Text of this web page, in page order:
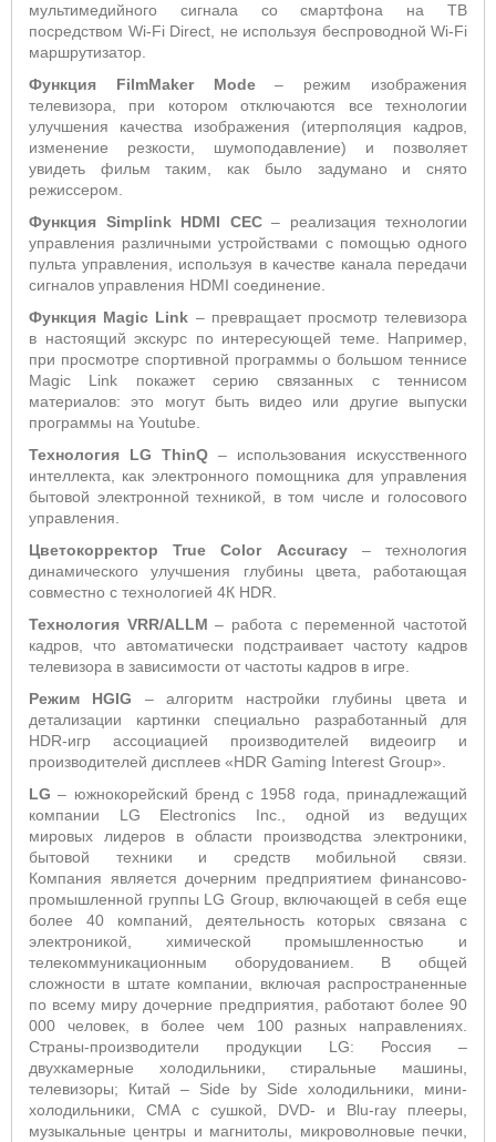
мультимедийного сигнала со смартфона на ТВ
посредством Wi-Fi Direct, не используя беспроводной Wi-Fi
маршрутизатор.
Функция FilmMaker Mode– режим изображения
телевизора, при котором отключаются все технологии
улучшения качества изображения (итерполяция кадров,
изменение резкости, шумоподавление) и позволяет
увидеть фильм таким, как было задумано и снято
режиссером.
Функция Simplink HDMI CEC– реализация технологии
управления различными устройствами с помощью одного
пульта управления, используя в качестве канала передачи
сигналов управления HDMI соединение.
Функция Magic Link – превращает просмотр телевизора
в настоящий экскурс по интересующей теме. Например,
при просмотре спортивной программы о большом теннисе
Magic Link покажет серию связанных с теннисом
материалов: это могут быть видео или другие выпуски
программы на Youtube.
Технология LG ThinQ – использования искусственного
интеллекта, как электронного помощника для управления
бытовой электронной техникой, в том числе и голосового
управления.
ЦветокорректорTrue Color Accuracy– технология
динамического улучшения глубины цвета, работающая
совместно с технологией 4К HDR.
Технология VRR/ALLM – работа с переменной частотой
кадров, что автоматически подстраивает частоту кадров
телевизора в зависимости от частоты кадров в игре.
Режим HGIG – алгоритм настройки глубины цвета и
детализации картинки специально разработанный для
HDR-игр ассоциацией производителей видеоигр и
производителей дисплеев «HDR Gaming Interest Group».
LG – южнокорейский бренд с 1958 года, принадлежащий
компании LG Electronics Inc., одной из ведущих
мировых лидеров в области производства электроники,
бытовой техники и средств мобильной связи.
Компания является дочерним предприятием финансово-
промышленной группы LG Group, включающей в себя еще
более 40 компаний, деятельность которых связана с
электроникой, химической промышленностью и
телекоммуникационным оборудованием. В общей
сложности в штате компании, включая распространенные
по всему миру дочерние предприятия, работают более 90
000 человек, в более чем 100 разных направлениях.
Страны-производители продукции LG: Россия –
двухкамерные холодильники, стиральные машины,
телевизоры; Китай – Side by Side холодильники, мини-
холодильники, СМА с сушкой, DVD- и Blu-ray плееры,
музыкальные центры и магнитолы, микроволновые печки,